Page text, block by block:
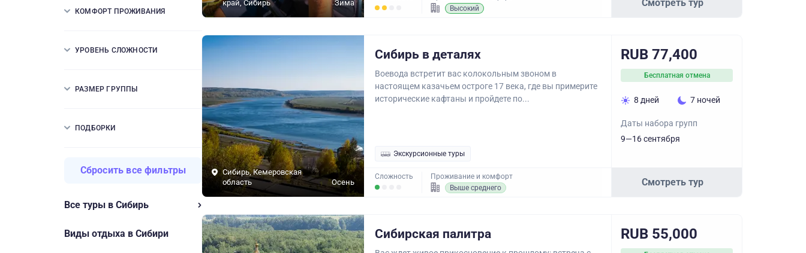
КОМФОРТ ПРОЖИВАНИЯ
УРОВЕНЬ СЛОЖНОСТИ
РАЗМЕР ГРУППЫ
ПОДБОРКИ
Сбросить все фильтры
Все туры в Сибирь
Виды отдыха в Сибири
край, Сибирь
Зима
Высокий
Смотреть тур
Сибирь, Кемеровская
область
Осень
Сибирь в деталях
Воевода встретит вас колокольным звоном в
настоящем казачьем остроге 17 века, где вы примерите
исторические кафтаны и пройдете по...
Экскурсионные туры
Сложность
Проживание и комфорт
Выше среднего
RUB 77,400
Бесплатная отмена
8 дней 7 ночей
Даты набора групп
9—16 сентября
Смотреть тур
Сибирская палитра RUB 55,000